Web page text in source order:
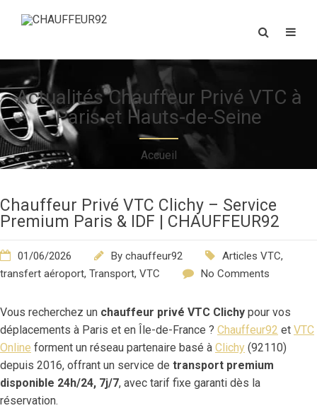
Actualités Chauffeur Privé VTC à
Paris et Hauts-de-Seine
Accueil
Chauffeur Privé VTC Clichy – Service
Premium Paris & IDF | CHAUFFEUR92
01/06/2026 By chauffeur92 Articles VTC,
transfert aéroport, Transport, VTC No Comments
Vous recherchez un chauffeur privé VTC Clichy pour vos
déplacements à Paris et en Île-de-France ? Chauffeur92 et VTC
Online forment un réseau partenaire basé à Clichy (92110)
depuis 2016, offrant un service de transport premium
disponible 24h/24, 7j/7, avec tarif fixe garanti dès la
réservation.